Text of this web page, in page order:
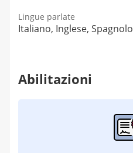
Lingue parlate
Italiano, Inglese, Spagnolo
Abilitazioni